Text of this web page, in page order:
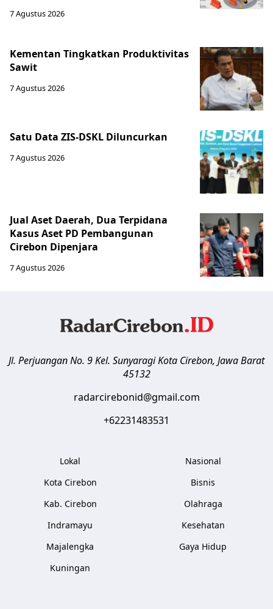
7 Agustus 2026
Kementan Tingkatkan Produktivitas
Sawit
7 Agustus 2026
Satu Data ZIS-DSKL Diluncurkan
7 Agustus 2026
Jual Aset Daerah, Dua Terpidana
Kasus Aset PD Pembangunan
Cirebon Dipenjara
7 Agustus 2026
Jl. Perjuangan No. 9 Kel. SunyaragiKota Cirebon, Jawa Barat
45132
radarcirebonid@gmail.com
+62231483531
Lokal
Kota Cirebon
Kab. Cirebon
Indramayu
Majalengka
Kuningan
Nasional
Bisnis
Olahraga
Kesehatan
Gaya Hidup